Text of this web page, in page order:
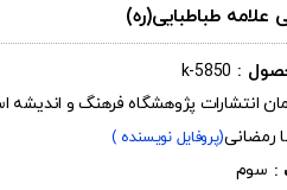
علامه طباطبایی(ره)
:
k-5850
انتشارات پژوهشگاه فرهنگ و اندیشه
رمضانی(پروفایل نویسنده )
: سوم